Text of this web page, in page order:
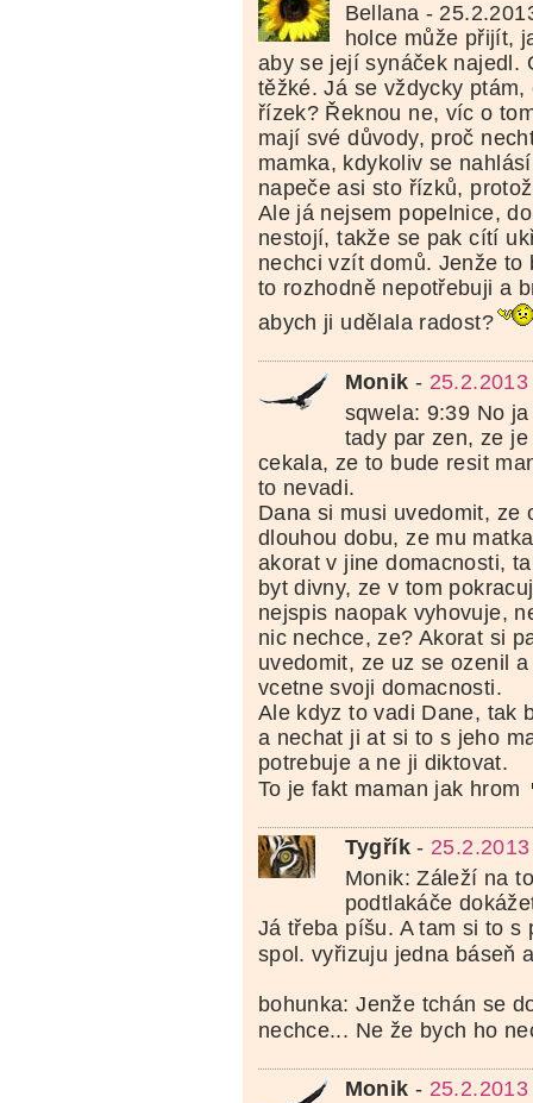
Bellana -
holce může přijít,
aby se její synáček najedl.
těžké. Já se vždycky
řízek? Řeknou ne, víc o
mají své důvody, proč
mamka, kdykoliv se
napeče asi sto řízků,
Ale já nejsem popelnice,
nestojí, takže se pak cítí
nechci vzít domů. Jenže to
to rozhodně nepotřebuji a
abych ji udělala radost?
Monik -
sqwela: 9:39 No
tady par zen, ze
cekala, ze to bude resit
to nevadi.
Dana si musi uvedomit, ze
dlouhou dobu, ze mu
akorat v jine domacnosti,
byt divny, ze v tom
nejspis naopak vyhovuje,
nic nechce, ze? Akorat si
uvedomit, ze uz se ozenil
vcetne svoji domacnosti.
Ale kdyz to vadi Dane, tak
a nechat ji at si to s jeho
potrebuje a ne ji diktovat.
To je fakt maman jak hrom
Tygřík-
Monik: Záleží na
podtlakáče
Já třeba píšu. A tam si to s
spol. vyřizuju jedna báseň
bohunka: Jenže tchán se
nechce... Ne že bych ho
Monik -